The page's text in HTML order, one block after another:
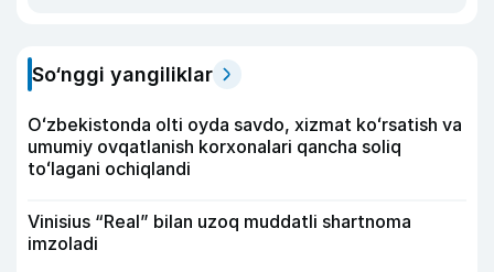
So‘nggi yangiliklar
Oʻzbekistonda olti oyda savdo, xizmat koʻrsatish va
umumiy ovqatlanish korxonalari qancha soliq
toʻlagani ochiqlandi
Vinisius “Real” bilan uzoq muddatli shartnoma
imzoladi